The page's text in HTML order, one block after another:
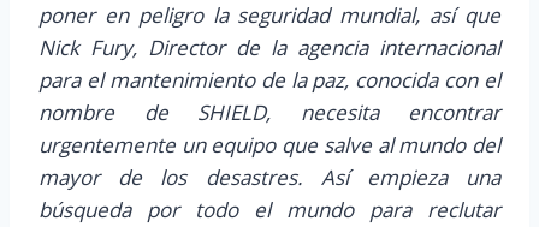
poner en peligro la seguridad mundial, así que
Nick Fury, Director de la agencia internacional
para el mantenimiento de la paz, conocida con el
nombre de SHIELD, necesita encontrar
urgentemente un equipo que salve al mundo del
mayor de los desastres. Así empieza una
búsqueda por todo el mundo para reclutar